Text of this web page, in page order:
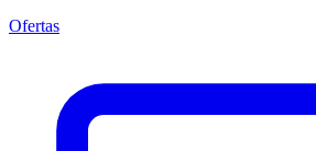
Ofertas